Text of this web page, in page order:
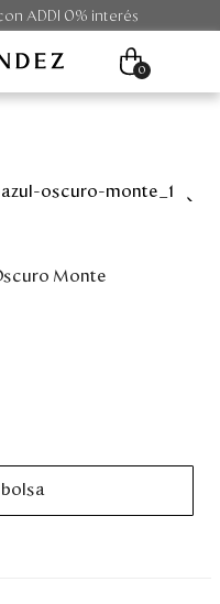
ADDI 0% interés
0
Monte